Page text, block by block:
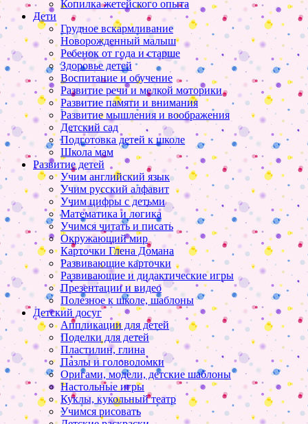
Копилка жетейского опыта
Дети
Грудное вскармливание
Новорожденный малыш
Ребенок от года и старше
Здоровье детей
Воспитание и обучение
Развитие речи и мелкой моторики
Развитие памяти и внимания
Развитие мышления и воображения
Детский сад
Подготовка детей к школе
Школа мам
Развитие детей
Учим английский язык
Учим русский алфавит
Учим цифры с детьми
Математика и логика
Учимся читать и писать
Окружающий мир
Карточки Глена Домана
Развивающие карточки
Развивающие и дидактические игры
Презентации и видео
Полезное к школе, шаблоны
Детский досуг
Аппликации для детей
Поделки для детей
Пластилин, глина
Пазлы и головоломки
Оригами, модели, детские шаблоны
Настольные игры
Куклы, кукольный театр
Учимся рисовать